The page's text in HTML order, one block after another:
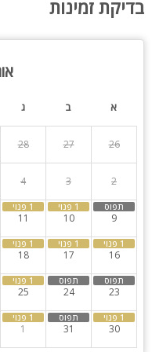
עצי נוי
פינת מנגל
קאסה איוונט מתאימה לימי
בר/בת מסיבות רווקות
נישואין, חינות, חתונות,
כלל האירועים מתאימים לאירוח של עד
למסיבות
בדיקת זמינות
א ב ג
26
27
28
2
3
4
9
10
11
16
17
18
23
24
25
30
31
1